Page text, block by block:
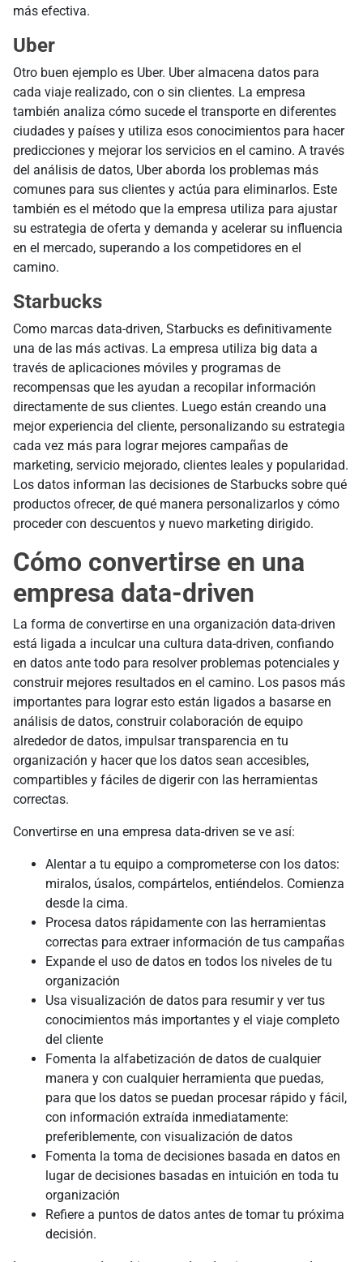
más efectiva.
Uber
Otro buen ejemplo es Uber. Uber almacena datos para
cada viaje realizado, con o sin clientes. La empresa
también analiza cómo sucede el transporte en diferentes
ciudades y países y utiliza esos conocimientos para hacer
predicciones y mejorar los servicios en el camino. A través
del análisis de datos, Uber aborda los problemas más
comunes para sus clientes y actúa para eliminarlos. Este
también es el método que la empresa utiliza para ajustar
su estrategia de oferta y demanda y acelerar su influencia
en el mercado, superando a los competidores en el
camino.
Starbucks
Como marcas data-driven, Starbucks es definitivamente
una de las más activas. La empresa utiliza big data a
través de aplicaciones móviles y programas de
recompensas que les ayudan a recopilar información
directamente de sus clientes. Luego están creando una
mejor experiencia del cliente, personalizando su estrategia
cada vez más para lograr mejores campañas de
marketing, servicio mejorado, clientes leales y popularidad.
Los datos informan las decisiones de Starbucks sobre qué
productos ofrecer, de qué manera personalizarlos y cómo
proceder con descuentos y nuevo marketing dirigido.
Cómo convertirse en una
empresa data-driven
La forma de convertirse en una organización data-driven
está ligada a inculcar una cultura data-driven, confiando
en datos ante todo para resolver problemas potenciales y
construir mejores resultados en el camino. Los pasos más
importantes para lograr esto están ligados a basarse en
análisis de datos, construir colaboración de equipo
alrededor de datos, impulsar transparencia en tu
organización y hacer que los datos sean accesibles,
compartibles y fáciles de digerir con las herramientas
correctas.
Convertirse en una empresa data-driven se ve así:
Alentar a tu equipo a comprometerse con los datos:
miralos, úsalos, compártelos, entiéndelos. Comienza
desde la cima.
Procesa datos rápidamente con las herramientas
correctas para extraer información de tus campañas
Expande el uso de datos en todos los niveles de tu
organización
Usa visualización de datos para resumir y ver tus
conocimientos más importantes y el viaje completo
del cliente
Fomenta la alfabetización de datos de cualquier
manera y con cualquier herramienta que puedas,
para que los datos se puedan procesar rápido y fácil,
con información extraída inmediatamente:
preferiblemente, con visualización de datos
Fomenta la toma de decisiones basada en datos en
lugar de decisiones basadas en intuición en toda tu
organización
Refiere a puntos de datos antes de tomar tu próxima
decisión.